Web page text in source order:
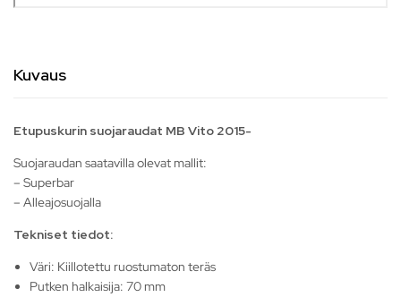
Kuvaus
Etupuskurin suojaraudat MB Vito 2015-
Suojaraudan saatavilla olevat mallit:
– Superbar
– Alleajosuojalla
Tekniset tiedot:
Väri: Kiillotettu ruostumaton teräs
Putken halkaisija: 70 mm